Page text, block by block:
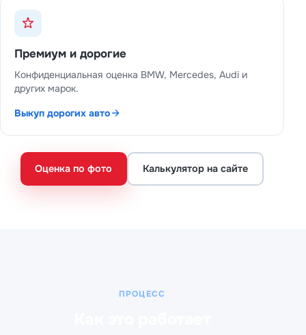
Премиум и дорогие
Конфиденциальная оценка BMW, Mercedes, Audi и
других марок.
Выкуп дорогих авто
Оценка по фото Калькулятор на сайте
ПРОЦЕСС